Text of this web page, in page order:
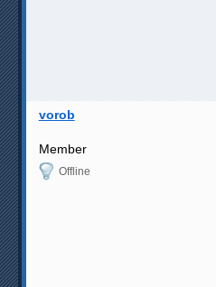
vorob
Member
Offline